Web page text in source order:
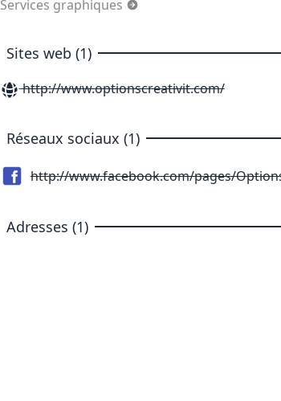
Services graphiques
Sites web (1)
http://www.optionscreativit.com/
Réseaux sociaux (1)
http://www.facebook.com/pages/
Adresses (1)